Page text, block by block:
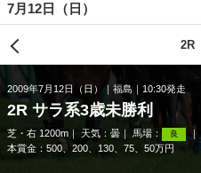
7月12日（日）
2009年7月12日（日） 福島 10:30発走
2R サラ系3歳未勝利
芝・右 1200m 天気： 曇 馬場： 良
本賞金：500、200、130、75、50万円